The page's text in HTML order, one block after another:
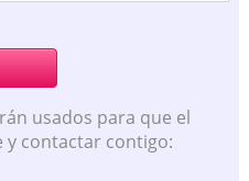
usados para que el
contactar contigo: